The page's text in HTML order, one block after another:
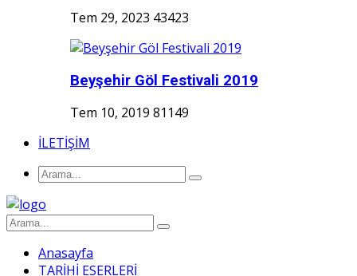
Tem 29, 2023 43423
Beyşehir Göl Festivali 2019
Tem 10, 2019 81149
İLETİŞİM
Anasayfa
TARİHİ ESERLERİ